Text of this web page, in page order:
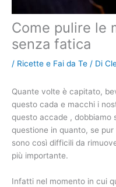
Come pulire le
senza fatica
/ Ricette e Fai da Te / Di
Quante volte è capitato,
questo cada e macchi i
questo accade , dobbiamo
questione in quanto, se
sono così difficili da
più importante.
Infatti nel momento in cui